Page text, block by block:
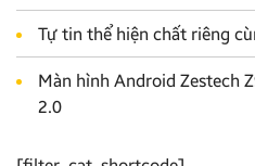
Tự tin thể hiện chất riêng
Màn hình Android Zestech
2.0